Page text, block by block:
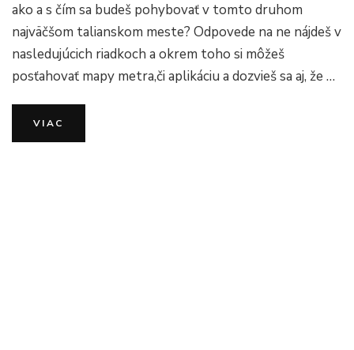
ako
sa
dostať
letiska?
ako a s čím sa budeš pohybovať v tomto druhom
najväčšom talianskom meste? Odpovede na ne nájdeš v
nasledujúcich riadkoch a okrem toho si môžeš
posťahovať mapy metra,či aplikáciu a dozvieš sa aj, že …
VIAC